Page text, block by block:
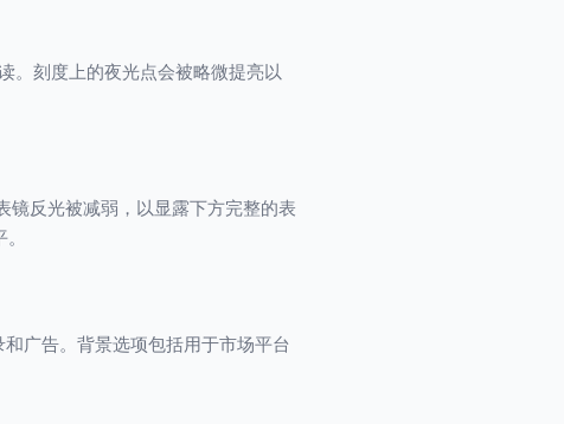
。刻度上的夜光点会被略微提亮以
镜反光被减弱，以显露下方完整的表
广告。背景选项包括用于市场平台